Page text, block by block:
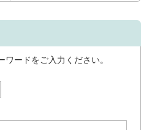
ードをご入力ください。